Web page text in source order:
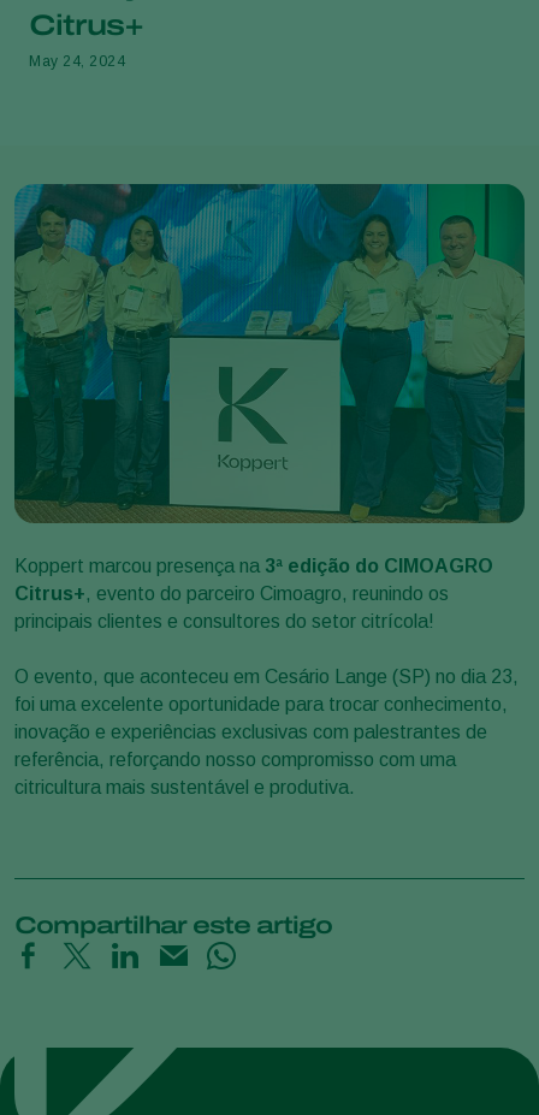
Citrus+
May 24, 2024
Koppert marcou presença na 3ª edição do CIMOAGRO
Citrus+, evento do parceiro Cimoagro, reunindo os
principais clientes e consultores do setor citrícola!
O evento, que aconteceu em Cesário Lange (SP) no dia 23,
foi uma excelente oportunidade para trocar conhecimento,
inovação e experiências exclusivas com palestrantes de
referência, reforçando nosso compromisso com uma
citricultura mais sustentável e produtiva.
Compartilhar este artigo